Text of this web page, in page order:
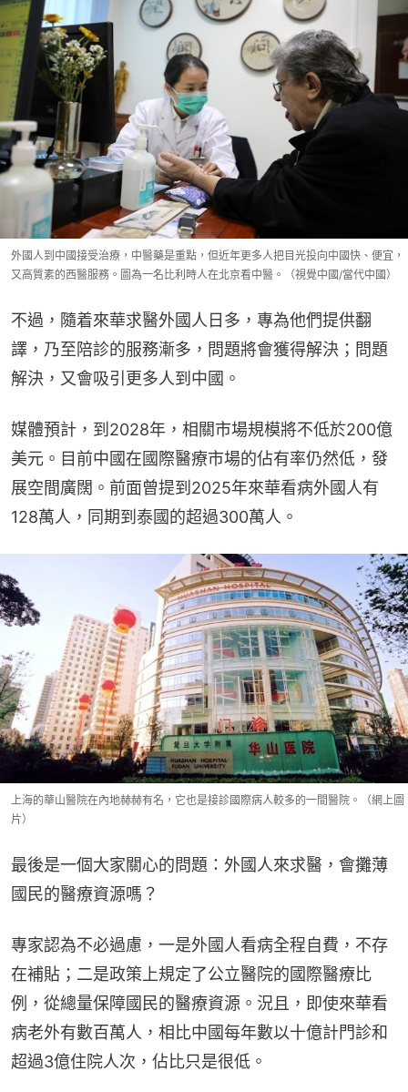
外國人到中國接受治療，中醫藥是重點，但近年更多人把目光投向中國快、便宜，
又高質素的西醫服務。圖為一名比利時人在北京看中醫。（視覺中國/當代中國）
不過，隨着來華求醫外國人日多，專為他們提供翻
譯，乃至陪診的服務漸多，問題將會獲得解決；問題
解決，又會吸引更多人到中國。
媒體預計，到2028年，相關市場規模將不低於200億
美元。目前中國在國際醫療市場的佔有率仍然低，發
展空間廣闊。前面曾提到2025年來華看病外國人有
128萬人，同期到泰國的超過300萬人。
上海的華山醫院在內地赫赫有名，它也是接診國際病人較多的一間醫院。（網上圖
片）
最後是一個大家關心的問題：外國人來求醫，會攤薄
國民的醫療資源嗎？
專家認為不必過慮，一是外國人看病全程自費，不存
在補貼；二是政策上規定了公立醫院的國際醫療比
例，從總量保障國民的醫療資源。況且，即使來華看
病老外有數百萬人，相比中國每年數以十億計門診和
超過3億住院人次，佔比只是很低。